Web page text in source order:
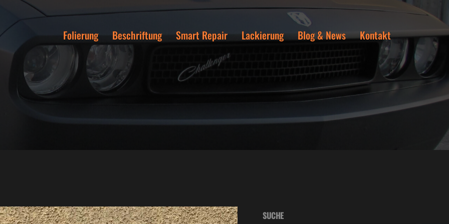
Folierung Beschriftung Smart Repair Lackierung Blog & News Kontakt
SUCHE